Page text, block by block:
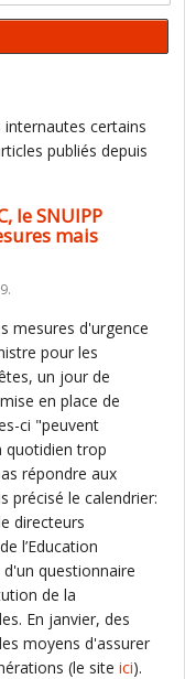
certains
publiés depuis
le SNUIPP
mais
mesures d'urgence
pour les
un jour de
en place de
ci "peuvent
quotidien trop
répondre aux
précisé le calendrier:
directeurs
l’Education
questionnaire
de la
En janvier, des
moyens d'assurer
(le site ici).